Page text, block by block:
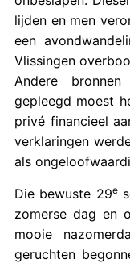
lijden en men
een
Vlissingen
Andere
gepleegd moest
privé financieel
verklaringen
als
Die bewuste 29e
zomerse dag en
mooie
geruchten